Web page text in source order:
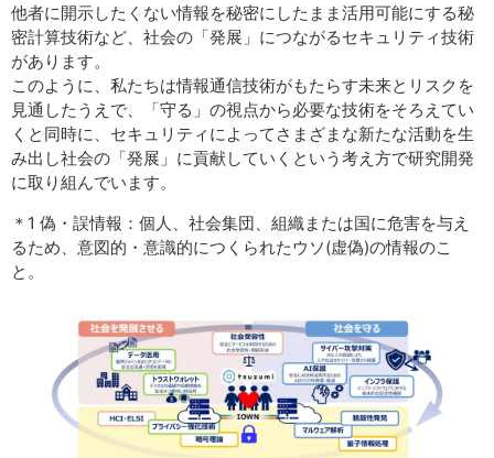
他者に開示したくない情報を秘密にしたまま活用可能にする秘
密計算技術など、社会の「発展」につながるセキュリティ技術
があります。
このように、私たちは情報通信技術がもたらす未来とリスクを
見通したうえで、「守る」の視点から必要な技術をそろえてい
くと同時に、セキュリティによってさまざまな新たな活動を生
み出し社会の「発展」に貢献していくという考え方で研究開発
に取り組んでいます。
＊1 偽・誤情報：個人、社会集団、組織または国に危害を与え
るため、意図的・意識的につくられたウソ(虚偽)の情報のこ
と。